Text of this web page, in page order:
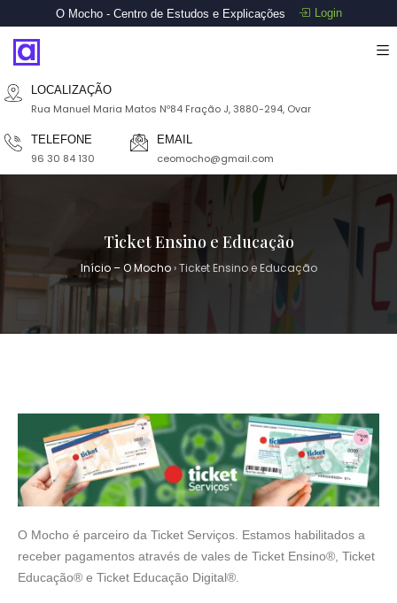
O Mocho - Centro de Estudos e Explicações Login
LOCALIZAÇÃO
Rua Manuel Maria Matos Nº84 Fração J, 3880-294, Ovar
TELEFONE
96 30 84 130
EMAIL
ceomocho@gmail.com
Ticket Ensino e Educação
Início – O Mocho›Ticket Ensino e Educação
O Mocho é parceiro da Ticket Serviços. Estamos habilitados a
receber pagamentos através de vales de Ticket Ensino®, Ticket
Educação® e Ticket Educação Digital®.